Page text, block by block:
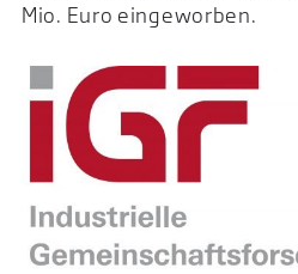
Mio. Euro eingeworben.